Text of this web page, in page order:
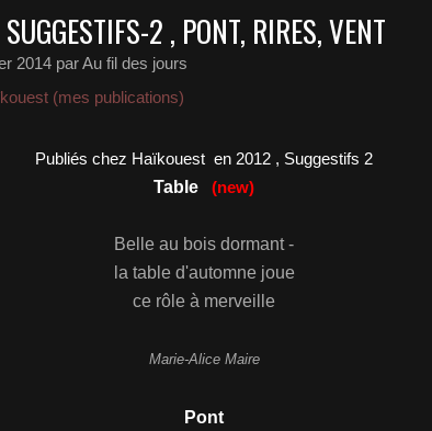
2 , PONT, RIRES, VENT
2014 par Au fil des jours
(mes publications)
Publiés chez Haïkouest en 2012 , Suggestifs 2
Table
(new)
Belle au bois dormant -
la table d'automne joue
ce rôle à merveille
Marie-Alice Maire
Pont